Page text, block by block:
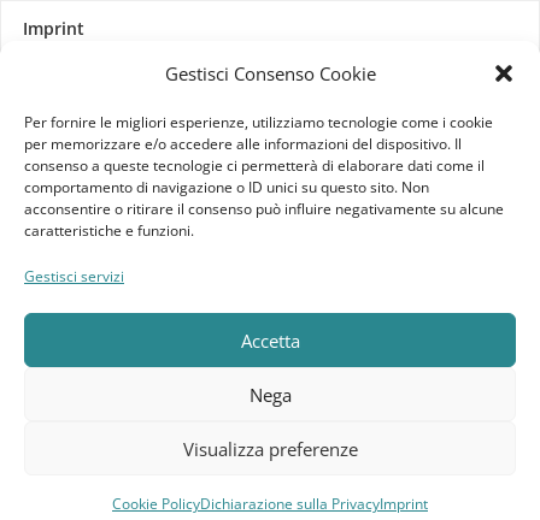
Gestisci Consenso Cookie
Per fornire le migliori esperienze, utilizziamo tecnologie come i cookie
per memorizzare e/o accedere alle informazioni del dispositivo. Il
consenso a queste tecnologie ci permetterà di elaborare dati come il
comportamento di navigazione o ID unici su questo sito. Non
acconsentire o ritirare il consenso può influire negativamente su alcune
caratteristiche e funzioni.
Gestisci servizi
Accetta
Nega
Visualizza preferenze
Cookie PolicyDichiarazione sulla PrivacyImprint
Imprint
Termini e Condizioni
Disconoscimento
Pagine Dedicate
CLIENTE
Bacheca cliente